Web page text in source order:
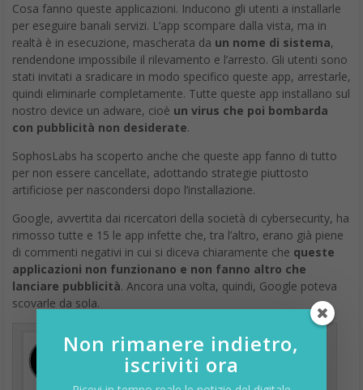
Cosa fanno queste applicazioni. Inducono gli utenti a installarle
per eseguire banali servizi. L’app scompare dalla vista, ma in
realtà è in esecuzione, mascherata da un nome di sistema,
rendendone impossibile il rilevamento e l’arresto. Gli utenti sono
stati invitati a sradicare in modo specifico queste app, arrestarle,
quindi eliminarle completamente. Tutte queste app installano sul
nostro device un adware, cioè un virus che poi bombarda
con pubblicità non desiderate.
SophosLabs ha scoperto anche che queste app fanno di tutto
per non essere cancellate, adottando strategie piuttosto
artificiose per nascondersi dopo l’installazione.
Google, avvertita dai ricercatori della società di cybersecurity, ha
rimosso tutte e 15 le app infette che, tra l’altro, erano già piene
di commenti negativi in cui si diceva chiaramente che queste
applicazioni non funzionano e non fanno altro che
lanciare pubblicità. Ancora una volta, quindi, Google poteva
scovarle da sola.
Non rimanere indietro,
iscriviti ora